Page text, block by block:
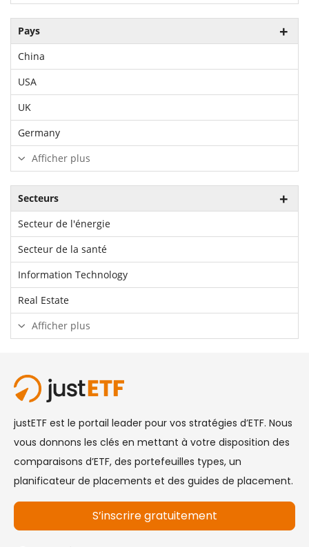
Pays
China
USA
UK
Germany
Afficher plus
Secteurs
Secteur de l'énergie
Secteur de la santé
Information Technology
Real Estate
Afficher plus